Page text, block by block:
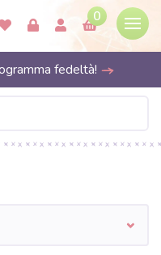
0
fedeltà!